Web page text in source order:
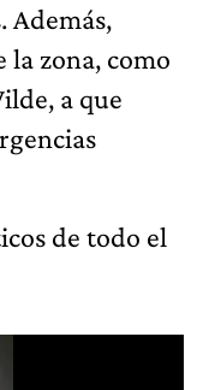
Además,
la zona, como
a que
de todo el